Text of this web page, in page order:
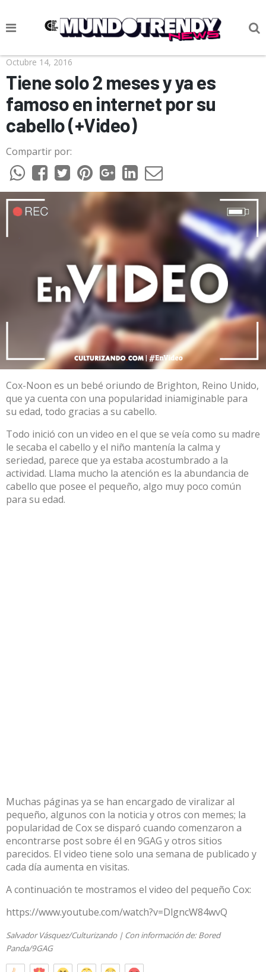
NOTICIAS
CULTURA POP
CIENCIA Y TECNOLOGÍA
VIDA
SOCIEDAD
CULTURIZANDO.COM
Octubre 14, 2016
Tiene solo 2 meses y ya es
famoso en internet por su
cabello (+Video)
Compartir por:
Cox-Noon es un bebé oriundo de Brighton, Reino Unido,
que ya cuenta con una popularidad iniamiginable para
su edad, todo gracias a su cabello.
Todo inició con un video en el que se veía como su madre
le secaba el cabello y el niño mantenía la calma y
seriedad, parece que ya estaba acostumbrado a la
actividad. Llama mucho la atención es la abundancia de
cabello que posee el pequeño, algo muy poco común
para su edad.
Muchas páginas ya se han encargado de viralizar al
pequeño, algunos con la noticia y otros con memes; la
popularidad de Cox se disparó cuando comenzaron a
encontrarse post sobre él en 9GAG y otros sitios
parecidos. El video tiene solo una semana de publicado y
cada día aumenta en visitas.
A continuación te mostramos el video del pequeño Cox:
https://www.youtube.com/watch?v=DlgncW84wvQ
Salvador Vásquez/Culturizando | Con información de: Bored
Panda/9GAG